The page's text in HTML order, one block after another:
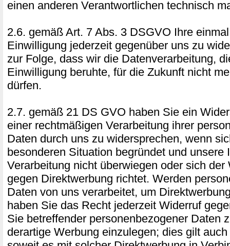
einen anderen Verantwortlichen technisch
2.6. gemäß Art. 7 Abs. 3 DSGVO Ihre
Einwilligung jederzeit gegenüber uns zu
zur Folge, dass wir die Datenverarbeitung,
Einwilligung beruhte, für die Zukunft nicht
dürfen.
2.7. gemäß 21 DS GVO haben Sie ein
einer rechtmäßigen Verarbeitung ihrer
Daten durch uns zu widersprechen, wenn
besonderen Situation begründet und unsere
Verarbeitung nicht überwiegen oder sich der
gegen Direktwerbung richtet. Werden
Daten von uns verarbeitet, um
haben Sie das Recht jederzeit Widerruf
Sie betreffender personenbezogener Daten
derartige Werbung einzulegen; dies gilt